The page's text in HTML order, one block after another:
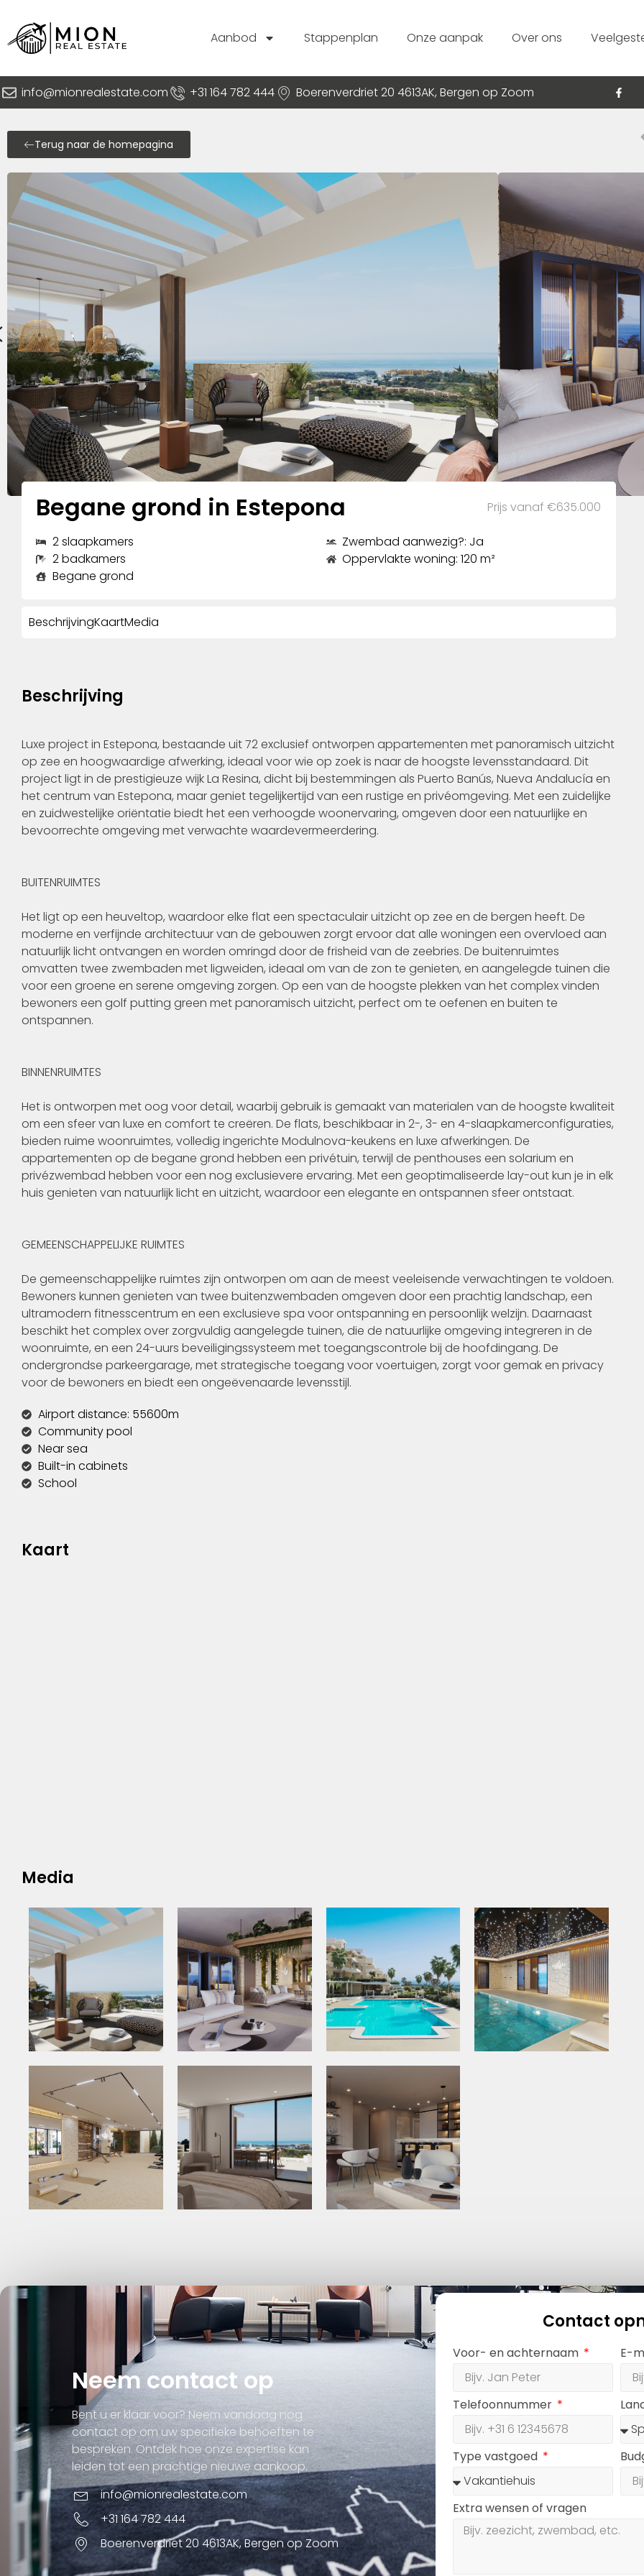
Aanbod Stappenplan Onze aanpak Over ons
info@mionrealestate.com +31 164 782 444 Boerenverdriet 20 4613AK, Bergen op Zoom
Terug naar de homepagina
Begane grond in Estepona Prijs vanaf €635.000
2 slaapkamers
2 badkamers
Begane grond
Zwembad aanwezig?: Ja
Oppervlakte woning: 120 m²
BeschrijvingKaartMedia
Beschrijving
Luxe project in Estepona, bestaande uit 72 exclusief ontworpen appartementen met panoramisch uitzicht
op zee en hoogwaardige afwerking, ideaal voor wie op zoek is naar de hoogste levensstandaard. Dit
project ligt in de prestigieuze wijk La Resina, dicht bij bestemmingen als Puerto Banús, Nueva Andalucía en
het centrum van Estepona, maar geniet tegelijkertijd van een rustige en privéomgeving. Met een zuidelijke
en zuidwestelijke oriëntatie biedt het een verhoogde woonervaring, omgeven door een natuurlijke en
bevoorrechte omgeving met verwachte waardevermeerdering.
BUITENRUIMTES
Het ligt op een heuveltop, waardoor elke flat een spectaculair uitzicht op zee en de bergen heeft. De
moderne en verfijnde architectuur van de gebouwen zorgt ervoor dat alle woningen een overvloed aan
natuurlijk licht ontvangen en worden omringd door de frisheid van de zeebries. De buitenruimtes
omvatten twee zwembaden met ligweiden, ideaal om van de zon te genieten, en aangelegde tuinen die
voor een groene en serene omgeving zorgen. Op een van de hoogste plekken van het complex vinden
bewoners een golf putting green met panoramisch uitzicht, perfect om te oefenen en buiten te
ontspannen.
BINNENRUIMTES
Het is ontworpen met oog voor detail, waarbij gebruik is gemaakt van materialen van de hoogste kwaliteit
om een sfeer van luxe en comfort te creëren. De flats, beschikbaar in 2-, 3- en 4-slaapkamerconfiguraties,
bieden ruime woonruimtes, volledig ingerichte Modulnova-keukens en luxe afwerkingen. De
appartementen op de begane grond hebben een privétuin, terwijl de penthouses een solarium en
privézwembad hebben voor een nog exclusievere ervaring. Met een geoptimaliseerde lay-out kun je in elk
huis genieten van natuurlijk licht en uitzicht, waardoor een elegante en ontspannen sfeer ontstaat.
GEMEENSCHAPPELIJKE RUIMTES
De gemeenschappelijke ruimtes zijn ontworpen om aan de meest veeleisende verwachtingen te voldoen.
Bewoners kunnen genieten van twee buitenzwembaden omgeven door een prachtig landschap, een
ultramodern fitnesscentrum en een exclusieve spa voor ontspanning en persoonlijk welzijn. Daarnaast
beschikt het complex over zorgvuldig aangelegde tuinen, die de natuurlijke omgeving integreren in de
woonruimte, en een 24-uurs beveiligingssysteem met toegangscontrole bij de hoofdingang. De
ondergrondse parkeergarage, met strategische toegang voor voertuigen, zorgt voor gemak en privacy
voor de bewoners en biedt een ongeëvenaarde levensstijl.
Airport distance: 55600m
Community pool
Near sea
Built-in cabinets
School
Kaart
Media
Neem contact op
Bent u er klaar voor? Neem vandaag nog
contact op om uw specifieke behoeften te
bespreken. Ontdek hoe onze expertise kan
leiden tot een prachtige nieuwe aankoop.
info@mionrealestate.com
+31 164 782 444
Boerenverdriet 20 4613AK, Bergen op Zoom
Contact
Voor- en achternaam E-
Telefoonnummer
Type vastgoed
Extra wensen of vragen